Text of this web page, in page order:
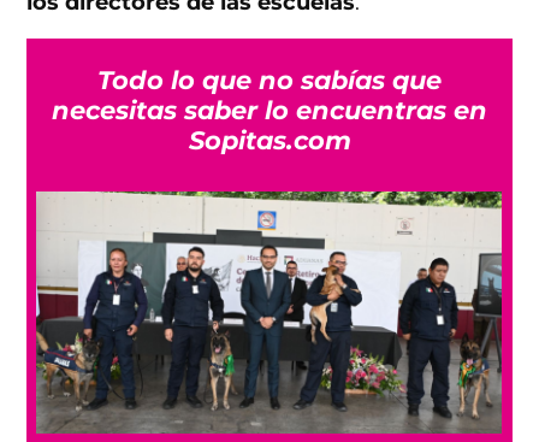
Todo lo que no sabías que
necesitas saber lo encuentras en
Sopitas.com